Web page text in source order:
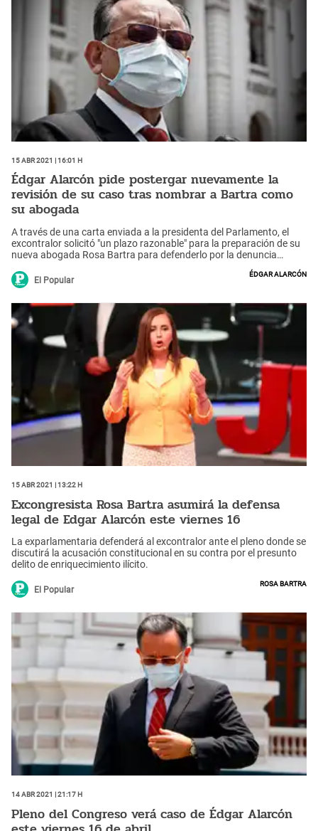
15 Abr 2021 | 16:01 h
Édgar Alarcón pide postergar nuevamente la
revisión de su caso tras nombrar a Bartra como
su abogada
A través de una carta enviada a la presidenta del Parlamento, el
excontralor solicitó "un plazo razonable" para la preparación de su
nueva abogada Rosa Bartra para defenderlo por la denuncia
El Popular
Édgar Alarcón
15 Abr 2021 | 13:22 h
Excongresista Rosa Bartra asumirá la defensa
legal de Edgar Alarcón este viernes 16
La exparlamentaria defenderá al excontralor ante el pleno donde se
discutirá la acusación constitucional en su contra por el presunto
delito de enriquecimiento ilícito.
El Popular
Rosa Bartra
14 Abr 2021 | 21:17 h
Pleno del Congreso verá caso de Édgar Alarcón